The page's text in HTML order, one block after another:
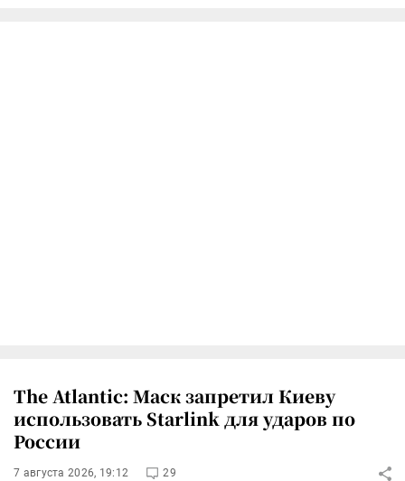
The Atlantic: Маск запретил Киеву
использовать Starlink для ударов по
России
7 августа 2026, 19:12 29